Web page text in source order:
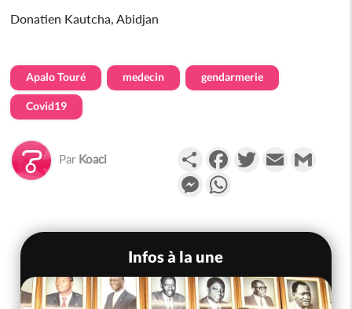
Donatien Kautcha, Abidjan
Apalo Touré medecin gendarmerie
Covid19
Par Koaci PartagerFacebookTwitterEmail
Messenger
Infos à la une